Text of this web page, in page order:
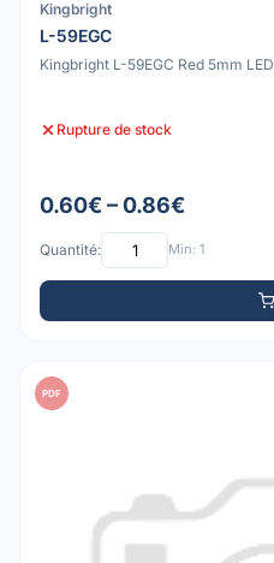
Kingbright
L-59EGC
Kingbright L-59EGC Red 5mm LED
Rupture de stock
0.60€ – 0.86€
Quantité: Min: 1
PDF